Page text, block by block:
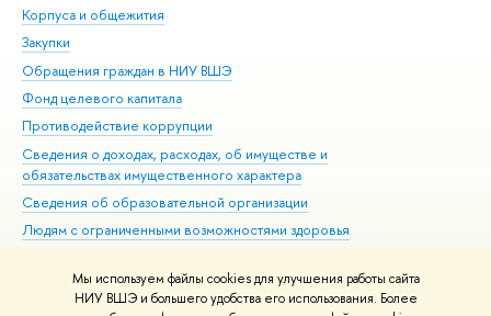
Мы используем файлы cookies для улучшения работы сайта
НИУ ВШЭ и большего удобства его использования. Более
Корпуса и общежития
Закупки
Обращения граждан в НИУ ВШЭ
Фонд целевого капитала
Противодействие коррупции
Сведения о доходах, расходах, об имуществе и
обязательствах имущественного характера
Сведения об образовательной организации
Людям с ограниченными возможностями здоровья
Работа в Вышке